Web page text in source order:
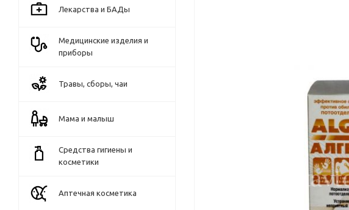
Лекарства и БАДы
Медицинские изделия и
приборы
Травы, сборы, чаи
Мама и малыш
Средства гигиены и
косметики
Аптечная косметика